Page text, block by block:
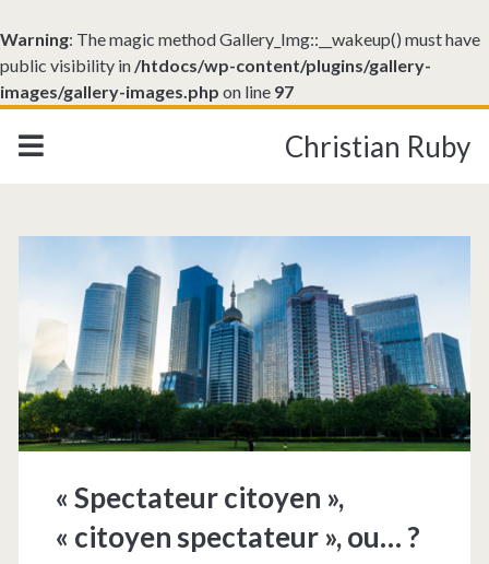
Warning: The magic method Gallery_Img::__wakeup() must have
public visibility in /htdocs/wp-content/plugins/gallery-
images/gallery-images.php on line 97
Christian Ruby
Catégorie :
<span>Ville</span>
« Spectateur citoyen »,
« citoyen spectateur », ou… ?